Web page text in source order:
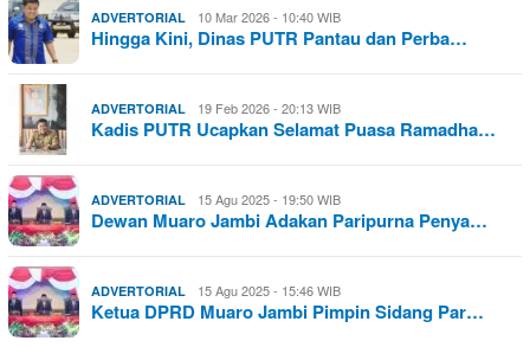
ADVERTORIAL 10 Mar 2026 - 10:40 WIB
Hingga Kini, Dinas PUTR Pantau dan Perba…
ADVERTORIAL 19 Feb 2026 - 20:13 WIB
Kadis PUTR Ucapkan Selamat Puasa Ramadha…
ADVERTORIAL 15 Agu 2025 - 19:50 WIB
Dewan Muaro Jambi Adakan Paripurna Penya…
ADVERTORIAL 15 Agu 2025 - 15:46 WIB
Ketua DPRD Muaro Jambi Pimpin Sidang Par…